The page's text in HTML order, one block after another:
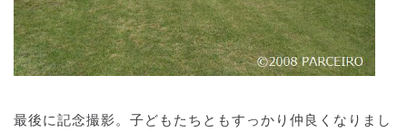
最後に記念撮影。子どもたちともすっかり仲良くなりまし